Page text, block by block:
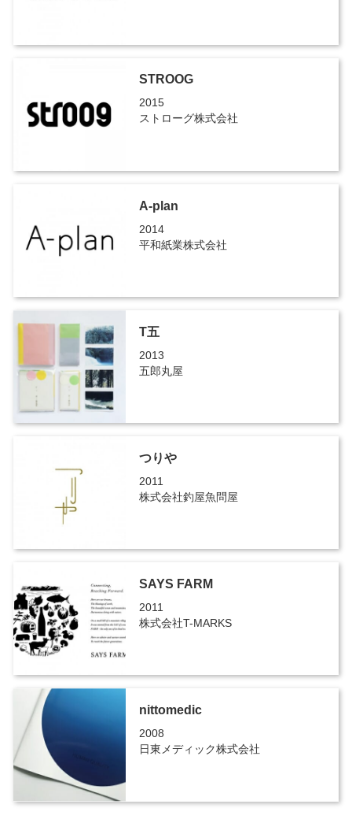
STROOG
2015
ストローグ株式会社
A-plan
2014
平和紙業株式会社
T五
2013
五郎丸屋
つりや
2011
株式会社釣屋魚問屋
SAYS FARM
2011
株式会社T-MARKS
nittomedic
2008
日東メディック株式会社